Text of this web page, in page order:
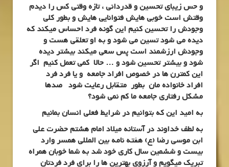
و حس زیبای تحسین و قدردانی ، تازه وقتی کس را دیدم
وقتش است خوبی هایش فتوانایی هایش و بطور کلی
وجودش را تحسین کنیم این گونه فرد احساس میکند که
دیده می شود تسین می شود و به او تعلقی هست و
وجودش ارزشمند است پس سعی میکند بیشتر دیده
شود و بیشتر تحسین شود و … حالا کمی تعمل کنیم اگر
این کمترن ها در خصوص افراد جامعه و یا فرد فرد
افراد خانواده مان بطور متقابل رعایت شود صدها
مشکل رفتاری جامعه ما کم نمی شود؟
به امید این که بتوانیم در شرایط فعلی انسان بمانیم
به لطف خداوند در آستانه میلاد امام هشتم حضرت علی
ابن موسی رضا (ع) هفته نامه بین المللی همسر وارد
بیست و ششمین سال کاری خود شد به شما خوبان همراه
تبریک میگویم و آرزوی بهترین ها را برای فرد فردتان